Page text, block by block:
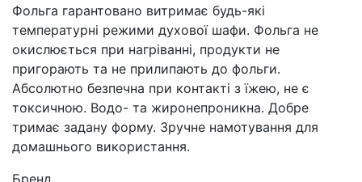
Фольга гарантовано витримає будь-які
температурні режими духової шафи. Фольга не
окислюється при нагріванні, продукти не
пригорають та не прилипають до фольги.
Абсолютно безпечна при контакті з їжею, не є
токсичною. Водо- та жиронепроникна. Добре
тримає задану форму. Зручне намотування для
домашнього використання.